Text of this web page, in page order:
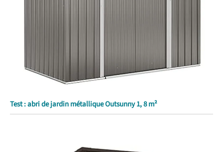
Test : abri de jardin métallique Outsunny 1, 8 m²